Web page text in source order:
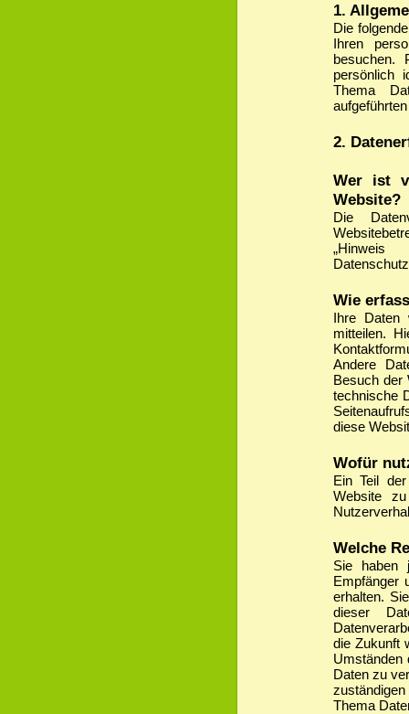
1.
Die
Ihren
besuchen.
persönlich
Thema
2.
Wer ist
Website?
Die
Wie
Ihre Daten
mitteilen.
Andere
Besuch der
technische
diese
Wofür
Ein Teil
Website
Welche
Sie haben
Empfänger
erhalten.
dieser
die Zukunft
Umständen
Daten zu
Thema